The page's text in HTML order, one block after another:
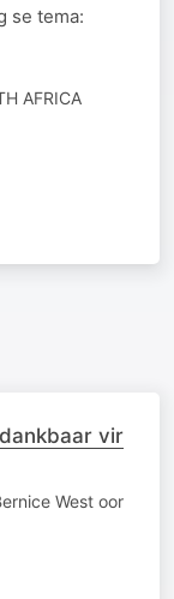
se tema:
AFRICA
vir
West oor